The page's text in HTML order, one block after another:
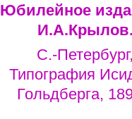
Юбилейное
С.-
Типография
Гольдберга,